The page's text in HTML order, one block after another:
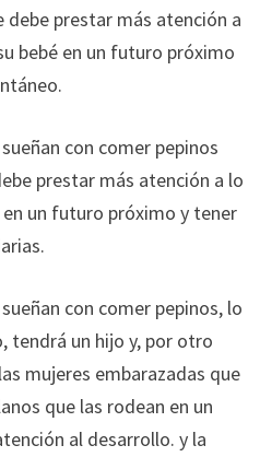
prestar más atención a
bebé en un futuro próximo
con comer pepinos
prestar más atención a lo
un futuro próximo y tener
con comer pepinos, lo
tendrá un hijo y, por otro
mujeres embarazadas que
que las rodean en un
al desarrollo. y la